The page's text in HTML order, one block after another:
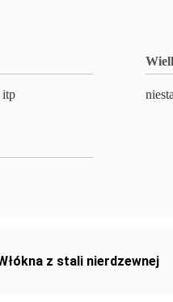
itp
z stali nierdzewnej